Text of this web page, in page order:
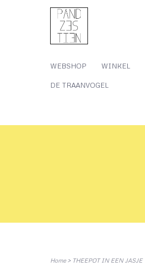
WEBSHOP WINKEL
DE TRAANVOGEL
Home> THEEPOT IN EEN JASJE